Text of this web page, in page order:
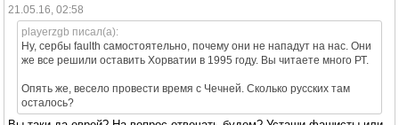
21.05.16, 02:58
playerzgb писал(а):
Ну, сербы faulth самостоятельно, почему они не нападут на нас. Они
же все решили оставить Хорватии в 1995 году. Вы читаете много РТ.
Опять же, весело провести время с Чечней. Сколько русских там
осталось?